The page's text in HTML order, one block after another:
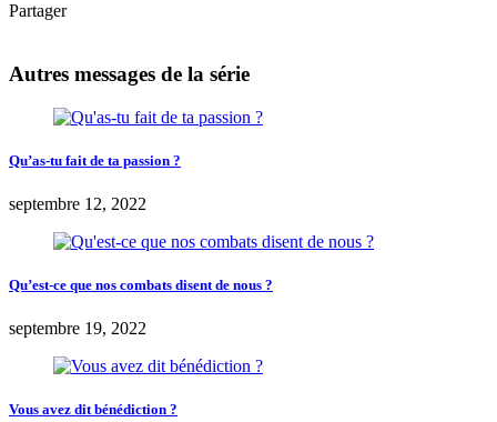
Partager
Autres messages de la série
Qu’as-tu fait de ta passion ?
septembre 12, 2022
Qu’est-ce que nos combats disent de nous ?
septembre 19, 2022
Vous avez dit bénédiction ?